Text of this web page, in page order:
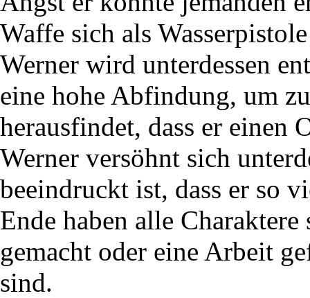
Waffe sich als
Werner wird unterdessen
eine hohe Abfindung, um
herausfindet, dass er einen
Werner versöhnt sich
beeindruckt ist, dass er so
Ende haben alle
gemacht oder eine Arbeit
sind.